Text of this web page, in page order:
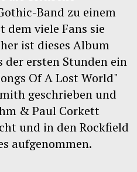
Band zu einem
dem viele Fans sie
ist dieses Album
der ersten Stunden ein
Of A Lost World"
geschrieben und
& Paul Corkett
und in den Rockfield
aufgenommen.